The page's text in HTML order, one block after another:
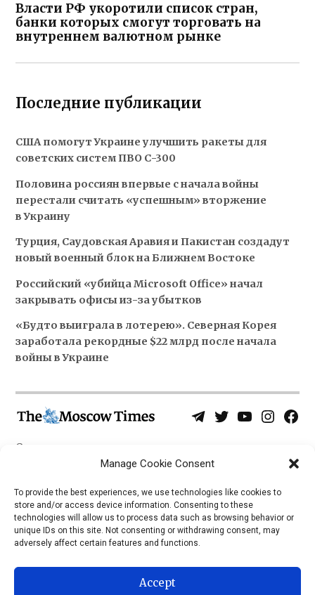
Manage Cookie Consent
To provide the best experiences, we use technologies like cookies to
store and/or access device information. Consenting to these
technologies will allow us to process data such as browsing behavior or
unique IDs on this site. Not consenting or withdrawing consent, may
adversely affect certain features and functions.
Accept
Власти РФ укоротили список стран,
банки которых смогут торговать на
внутреннем валютном рынке
Последние публикации
США помогут Украине улучшить ракеты для
советских систем ПВО С-300
Половина россиян впервые с начала войны
перестали считать «успешным» вторжение
в Украину
Турция, Саудовская Аравия и Пакистан создадут
новый военный блок на Ближнем Востоке
Российский «убийца Microsoft Office» начал
закрывать офисы из-за убытков
«Будто выиграла в лотерею». Северная Корея
заработала рекордные $22 млрд после начала
войны в Украине
Telegram
TwitterYouTubeInstagram
О нас
Политика конфиденциальности
iOS
Android